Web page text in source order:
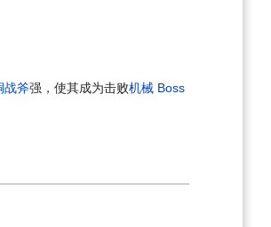
战斧强，使其成为击败机械 Boss